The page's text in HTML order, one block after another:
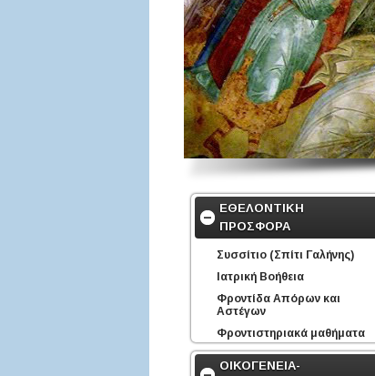
ΕΘΕΛΟΝΤΙΚΗ
ΠΡΟΣΦΟΡΑ
Συσσίτιο (Σπίτι Γαλήνης)
Ιατρική Βοήθεια
Φροντίδα Απόρων και
Αστέγων
Φροντιστηριακά μαθήματα
ΟΙΚΟΓΕΝΕΙΑ-